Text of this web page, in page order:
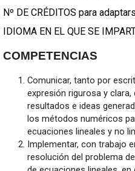
Nº DE CRÉDITOS para
IDIOMA EN EL QUE SE
COMPETENCIAS
Comunicar, tanto por
expresión rigurosa y
resultados e ideas
los métodos numéricos
ecuaciones lineales y no
Implementar, con trabajo
resolución del problema